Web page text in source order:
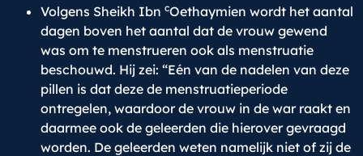
Volgens Sheikh Ibn cOethaymien wordt het aantal
dagen boven het aantal dat de vrouw gewend
was om te menstrueren ook als menstruatie
beschouwd. Hij zei: “Eén van de nadelen van deze
pillen is dat deze de menstruatieperiode
ontregelen, waardoor de vrouw in de war raakt en
daarmee ook de geleerden die hierover gevraagd
worden. De geleerden weten namelijk niet of zij de